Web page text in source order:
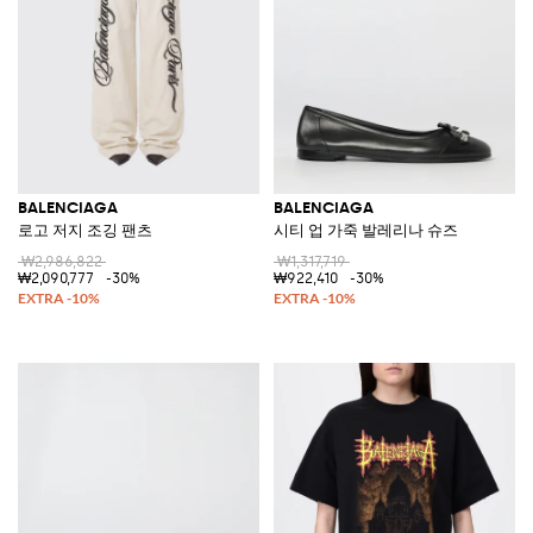
BALENCIAGA
로고 저지 조깅 팬츠
₩2,986,822
₩2,090,777
-30%
BALENCIAGA
시티 업 가죽 발레리나 슈즈
₩1,317,719
₩922,410
-30%